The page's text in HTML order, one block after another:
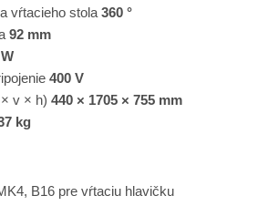
vŕtacieho stola360 °
92 mm
400 V
× v × h)440 × 1705 × 755 mm
kg
B16 pre vŕtaciu hlavičku